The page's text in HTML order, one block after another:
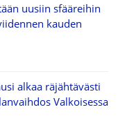
uusiin sfääreihin
kauden
alkaa räjähtävästi
Valkoisessa